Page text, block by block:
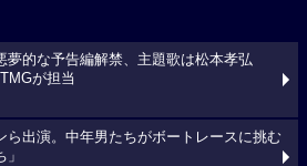
夢的な予告編解禁、主題歌は松本孝弘
TMGが担当
ら出演。中年男たちがボートレースに挑む